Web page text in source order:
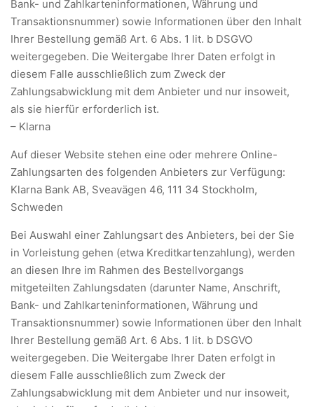
Bank- und Zahlkarteninformationen, Währung und
Transaktionsnummer) sowie Informationen über den Inhalt
Ihrer Bestellung gemäß Art. 6 Abs. 1 lit. b DSGVO
weitergegeben. Die Weitergabe Ihrer Daten erfolgt in
diesem Falle ausschließlich zum Zweck der
Zahlungsabwicklung mit dem Anbieter und nur insoweit,
als sie hierfür erforderlich ist.
– Klarna
Auf dieser Website stehen eine oder mehrere Online-
Zahlungsarten des folgenden Anbieters zur Verfügung:
Klarna Bank AB, Sveavägen 46, 111 34 Stockholm,
Schweden
Bei Auswahl einer Zahlungsart des Anbieters, bei der Sie
in Vorleistung gehen (etwa Kreditkartenzahlung), werden
an diesen Ihre im Rahmen des Bestellvorgangs
mitgeteilten Zahlungsdaten (darunter Name, Anschrift,
Bank- und Zahlkarteninformationen, Währung und
Transaktionsnummer) sowie Informationen über den Inhalt
Ihrer Bestellung gemäß Art. 6 Abs. 1 lit. b DSGVO
weitergegeben. Die Weitergabe Ihrer Daten erfolgt in
diesem Falle ausschließlich zum Zweck der
Zahlungsabwicklung mit dem Anbieter und nur insoweit,